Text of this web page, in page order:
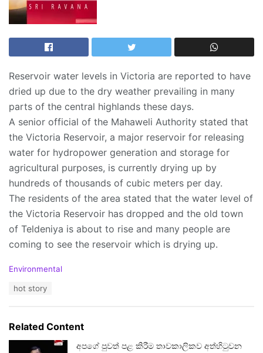
Reservoir water levels in Victoria are reported to have
dried up due to the dry weather prevailing in many
parts of the central highlands these days.
A senior official of the Mahaweli Authority stated that
the Victoria Reservoir, a major reservoir for releasing
water for hydropower generation and storage for
agricultural purposes, is currently drying up by
hundreds of thousands of cubic meters per day.
The residents of the area stated that the water level of
the Victoria Reservoir has dropped and the old town
of Teldeniya is about to rise and many people are
coming to see the reservoir which is drying up.
C
o
r
i
Environmental
:
hot story
Related Content
අපගේ පුවත් පළ කිරීම තාවකාලිකව අත්හිටුවන